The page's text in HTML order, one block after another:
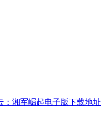
：湘军崛起电子版下载地址